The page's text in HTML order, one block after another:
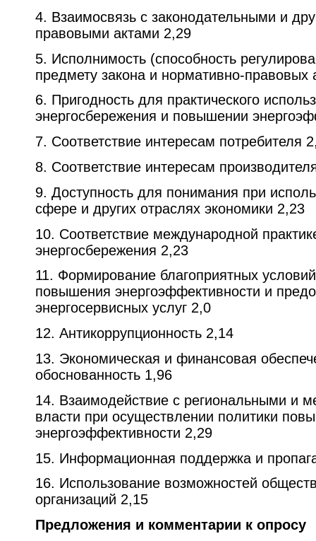
4. Взаимосвязь с законодательными и
правовыми актами 2,29
5. Исполнимость (способность
предмету закона и нормативно-правовых
6. Пригодность для практического
энергосбережения и повышении
7. Соответствие интересам потребителя
8. Соответствие интересам
9. Доступность для понимания при
сфере и других отраслях экономики 2,23
10. Соответствие международной
энергосбережения 2,23
11. Формирование благоприятных
повышения энергоэффективности и
энергосервисных услуг 2,0
12. Антикоррупционность 2,14
13. Экономическая и финансовая
обоснованность 1,96
14. Взаимодействие с региональными и
власти при осуществлении политики
энергоэффективности 2,29
15. Информационная поддержка и
16. Использование возможностей
организаций 2,15
Предложения и комментарии к опросу